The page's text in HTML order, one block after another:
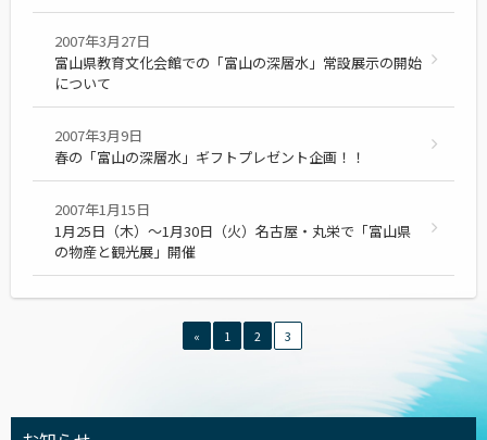
2007年3月27日
富山県教育文化会館での「富山の深層水」常設展示の開始
について
2007年3月9日
春の「富山の深層水」ギフトプレゼント企画！！
2007年1月15日
1月25日（木）～1月30日（火）名古屋・丸栄で「富山県
の物産と観光展」開催
« 1 2 3